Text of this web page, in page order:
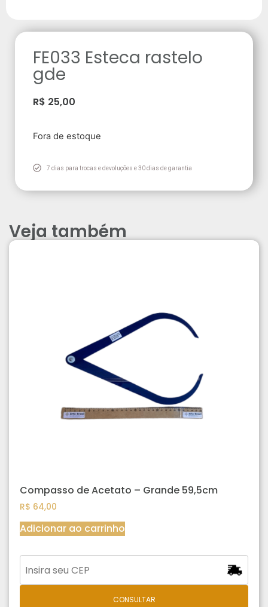
FE033 Esteca rastelo
gde
R$ 25,00
Fora de estoque
7 dias para trocas e devoluções e 30 dias de garantia
Veja também
Compasso de Acetato – Grande 59,5cm
R$ 64,00
Adicionar ao carrinho
CONSULTAR